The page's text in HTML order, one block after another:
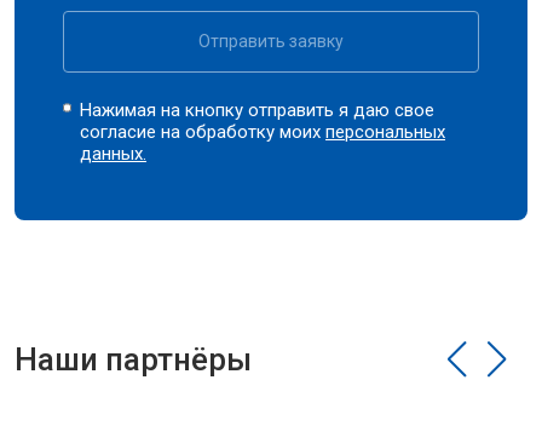
Отправить заявку
Нажимая на кнопку отправить я даю свое
согласие на обработку моихперсональных
данных.
Наши партнёры